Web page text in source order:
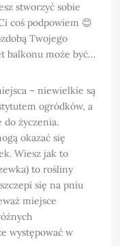
stworzyć sobie
coś podpowiem 😊
Twojego
balkonu może być…
– niewielkie są
ogródków, a
do życzenia.
okazać się
Wiesz jak to
to rośliny
się na pniu
miejsce
występować w